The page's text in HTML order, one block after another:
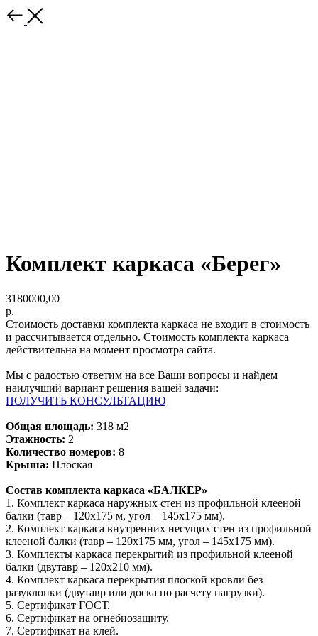
Комплект каркаса «Берег»
3180000,00
р.
Стоимость доставки комплекта каркаса не входит в стоимость
и рассчитывается отдельно. Стоимость комплекта каркаса
действительна на момент просмотра сайта.
Мы с радостью ответим на все Ваши вопросы и найдем
наилучший вариант решения вашей задачи:
ПОЛУЧИТЬ КОНСУЛЬТАЦИЮ
Общая площадь: 318 м2
Этажность: 2
Количество номеров: 8
Крыша: Плоская
Состав комплекта каркаса «БАЛКЕР»
1. Комплект каркаса наружных стен из профильной клееной
балки (тавр – 120х175 м, угол – 145х175 мм).
2. Комплект каркаса внутренних несущих стен из профильной
клееной балки (тавр – 120х175 мм, угол – 145х175 мм).
3. Комплекты каркаса перекрытий из профильной клееной
балки (двутавр – 120х210 мм).
4. Комплект каркаса перекрытия плоской кровли без
разуклонки (двутавр или доска по расчету нагрузки).
5. Сертификат ГОСТ.
6. Сертификат на огнебиозащиту.
7. Сертификат на клей.